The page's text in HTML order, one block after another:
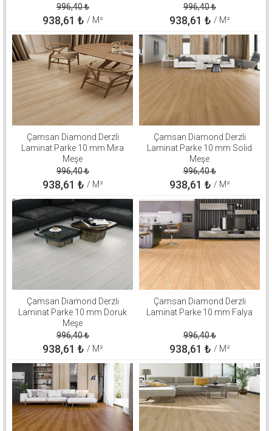
996,40₺
938,61 ₺ / M²
996,40₺
938,61 ₺ / M²
Çamsan Diamond Derzli
Laminat Parke 10 mm Mira
Meşe
996,40₺
938,61 ₺ / M²
Çamsan Diamond Derzli
Laminat Parke 10 mm Solid
Meşe
996,40₺
938,61 ₺ / M²
Çamsan Diamond Derzli
Laminat Parke 10 mm Doruk
Meşe
996,40₺
938,61 ₺ / M²
Çamsan Diamond Derzli
Laminat Parke 10 mm Falya
996,40₺
938,61 ₺ / M²